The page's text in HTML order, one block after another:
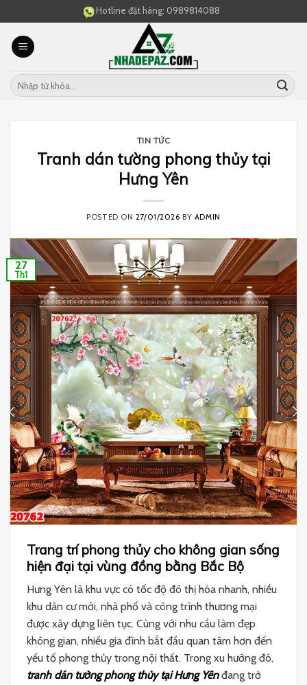
to
content
Hotline đặt hàng: 0989814088
TIN TỨC
Tranh dán tường phong thủy tại
Hưng Yên
POSTED ON 27/01/2026 BY ADMIN
27
Th1
Trang trí phong thủy cho không gian sống
hiện đại tại vùng đồng bằng Bắc Bộ
Hưng Yên là khu vực có tốc độ đô thị hóa nhanh, nhiều
khu dân cư mới, nhà phố và công trình thương mại
được xây dựng liên tục. Cùng với nhu cầu làm đẹp
không gian, nhiều gia đình bắt đầu quan tâm hơn đến
yếu tố phong thủy trong nội thất. Trong xu hướng đó,
tranh dán tường phong thủy tại Hưng Yênđang trở